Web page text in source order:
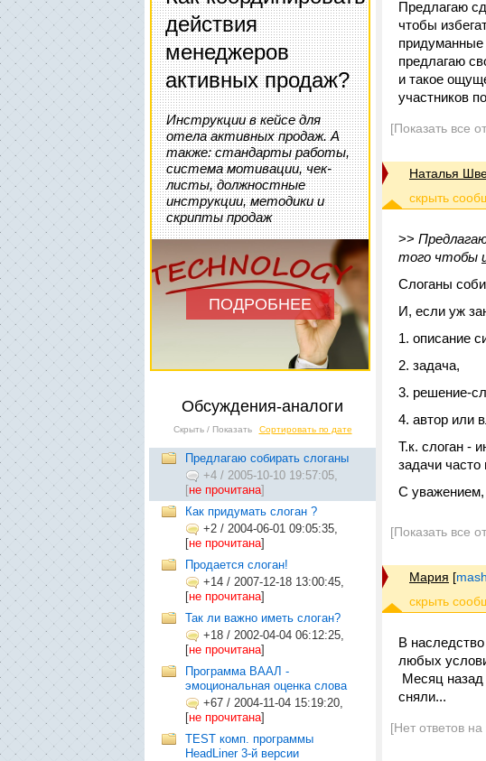
действия
менеджеров
активных продаж?
Инструкции в кейсе для
отела активных продаж. А
также: стандарты работы,
система мотивации, чек-
листы, должностные
инструкции, методики и
скрипты продаж
ПОДРОБНЕЕ
Обсуждения-аналоги
Скрыть / Показать Сортировать по дате
Предлагаю собирать слоганы
+4 / 2005-10-10 19:57:05,
[не прочитана]
Как придумать слоган ?
+2 / 2004-06-01 09:05:35,
[не прочитана]
Продается слоган!
+14 / 2007-12-18 13:00:45,
[не прочитана]
Так ли важно иметь слоган?
+18 / 2002-04-04 06:12:25,
[не прочитана]
Программа ВААЛ -
эмоциональная оценка слова
+67 / 2004-11-04 15:19:20,
[не прочитана]
TEST комп. программы
HeadLiner 3-й версии
Предлагаю
чтобы
придуманные
предлагаю
и такое
участников
[Показать все
Наталья
>>
того чтобы
Слоганы
И, если уж
1. описание
2. задача,
3. решение-
4. автор или
Т.к. слоган -
задачи
С уважением,
[Показать все
Мария [
В
любых
Месяц
сняли...
[Нет ответов